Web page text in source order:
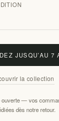
JUSQU’AU 7
la collection
ouverte — vos
dès notre retour.